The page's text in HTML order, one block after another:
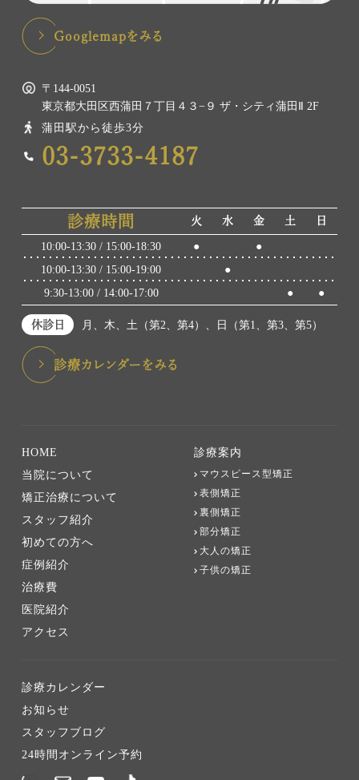
Googlemapをみる
〒144-0051
東京都大田区西蒲田７丁目４３−９ ザ・シティ蒲田Ⅱ 2F
蒲田駅から徒歩3分
03-3733-4187
診療時間 火 水 金 土 日
10:00-13:30 / 15:00-18:30 ●
●
10:00-13:30 / 15:00-19:00
●
9:30-13:00 / 14:00-17:00
● ●
休診日 月、木、土（第2、第4）、日（第1、第3、第5）
診療カレンダーをみる
HOME
当院について
矯正治療について
スタッフ紹介
初めての方へ
診療案内
マウスピース型矯正
表側矯正
裏側矯正
部分矯正
大人の矯正
子供の矯正
症例紹介
治療費
医院紹介
アクセス
診療カレンダー
お知らせ
スタッフブログ
24時間オンライン予約